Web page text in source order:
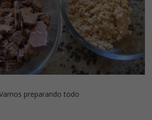
preparando todo